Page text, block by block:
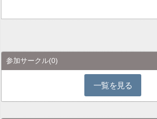
参加サークル(0)
一覧を見る